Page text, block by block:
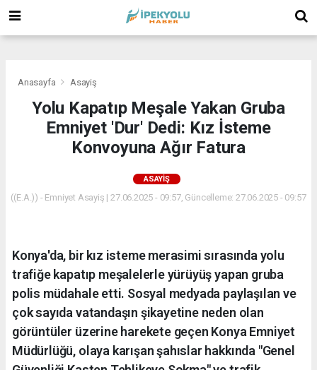
Anasayfa Asayiş
Yolu Kapatıp Meşale Yakan Gruba
Emniyet 'Dur' Dedi: Kız İsteme
Konvoyuna Ağır Fatura
ASAYIŞ
((E.A.)) - Emniyet Asayiş | 27.06.2025 - 09:57, Güncelleme: 27.06.2025 - 09:57
Konya'da, bir kız isteme merasimi sırasında yolu
trafiğe kapatıp meşalelerle yürüyüş yapan gruba
polis müdahale etti. Sosyal medyada paylaşılan ve
çok sayıda vatandaşın şikayetine neden olan
görüntüler üzerine harekete geçen Konya Emniyet
Müdürlüğü, olaya karışan şahıslar hakkında "Genel